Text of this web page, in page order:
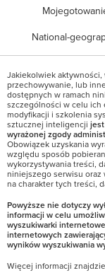
National-
Jakiekolwiek
przechowywanie, lub
dostępnych w ramach
szczególności w celu ich
modyfikacji i szkolenia
sztucznej inteligencji
wyrażonej zgody
Obowiązek uzyskania
względu sposób
wykorzystywania treści,
niniejszego serwisu
na charakter tych treści,
Powyższe nie dotyczy
informacji w celu
wyszukiwarki
internetowych
wyników wyszukiwania
Więcej informacji